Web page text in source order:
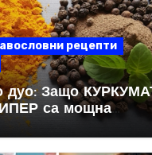
рецепти
дуо: Защо
са мощна